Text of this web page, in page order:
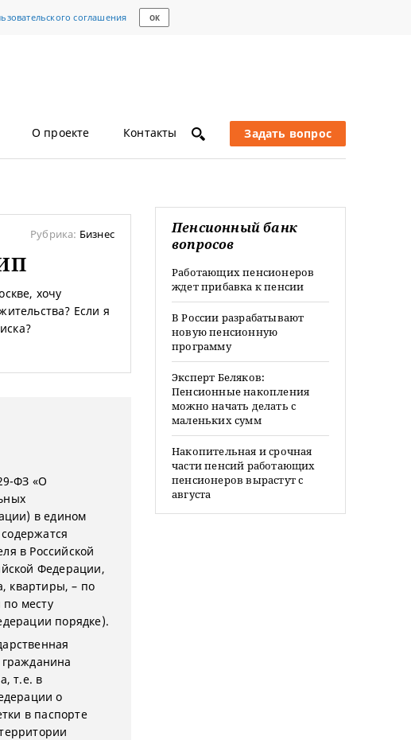
соглашения ОК
О проекте Контакты Задать вопрос
Рубрика: Бизнес
хочу
Если я
ФЗ «О
в едином
в Российской
Федерации,
квартиры, – по
месту
порядке).
т.е. в
о
в паспорте
Пенсионный банк
вопросов
Работающих пенсионеров
ждет прибавка к пенсии
В России разрабатывают
новую пенсионную
программу
Эксперт Беляков:
Пенсионные накопления
можно начать делать с
маленьких сумм
Накопительная и срочная
части пенсий работающих
пенсионеров вырастут с
августа